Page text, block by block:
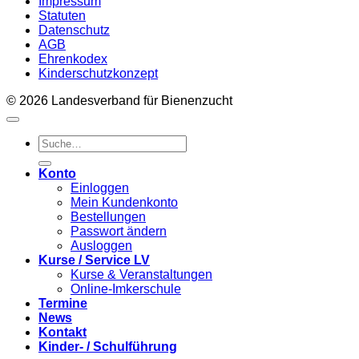
Statuten
Datenschutz
AGB
Ehrenkodex
Kinderschutzkonzept
© 2026 Landesverband für Bienenzucht
Suche
nach:
Konto
Einloggen
Mein Kundenkonto
Bestellungen
Passwort ändern
Ausloggen
Kurse / Service LV
Kurse & Veranstaltungen
Online-Imkerschule
Termine
News
Kontakt
Kinder- / Schulführung